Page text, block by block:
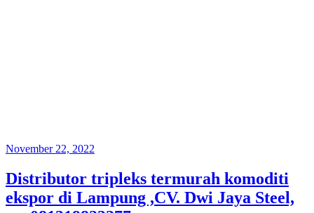
Posted
November 22, 2022
Distributor tripleks termurah komoditi
ekspor di Lampung ,CV. Dwi Jaya Steel,